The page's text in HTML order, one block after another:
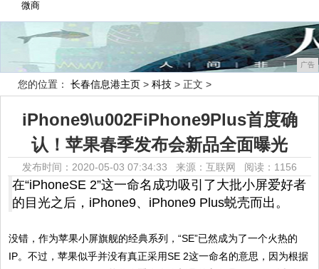
微商
广告
您的位置： 长春信息港主页 > 科技 > 正文 >
iPhone9\u002FiPhone9Plus首度确
认！苹果春季发布会新品全面曝光
发布时间：2020-05-03 07:34:33 来源：互联网 阅读：1156
在“iPhoneSE 2”这一命名成功吸引了大批小屏爱好者
的目光之后，iPhone9、iPhone9 Plus蜕壳而出。
没错，作为苹果小屏旗舰的经典系列，“SE”已然成为了一个火热的
IP。不过，苹果似乎并没有真正采用SE 2这一命名的意思，因为根据